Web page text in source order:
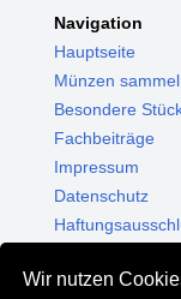
Wir nutzen
Navigation
Hauptseite
Münzen
Besondere
Fachbeiträge
Impressum
Datenschutz
Shop - Online